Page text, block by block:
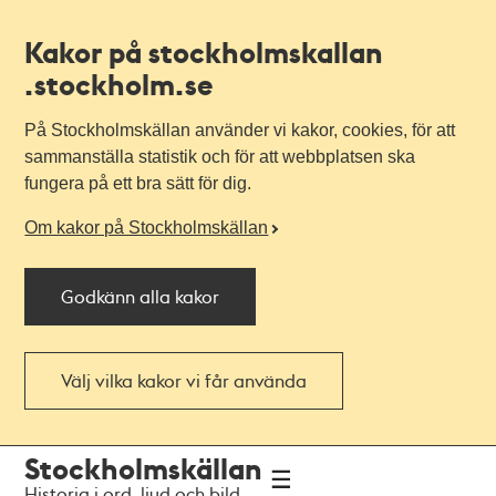
Kakor på stockholmskallan
.stockholm.se
På Stockholmskällan använder vi kakor, cookies, för att
sammanställa statistik och för att webbplatsen ska
fungera på ett bra sätt för dig.
Om kakor på Stockholmskällan
Godkänn alla kakor
Välj vilka kakor vi får använda
navigationen
huvudinnehållet
Stockholmskällan